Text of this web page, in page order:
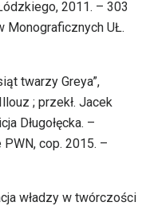
2011. – 303
Monograficznych UŁ.
twarzy Greya”,
; przekł. Jacek
Długołęcka. –
cop. 2015. –
władzy w twórczości